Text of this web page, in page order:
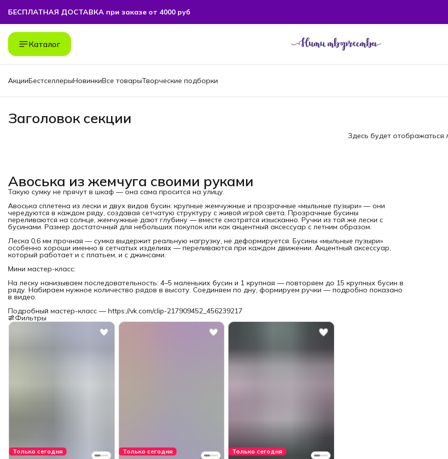
БЕСПЛАТНАЯ ДОСТАВКА при заказе от 4000 руб
Каталог
АкцииБестселлерыНовинкиВсе товарыТворческие подборки
Заголовок секции
Здесь будет отображаться
Авоська из жемчуга своими руками
Такую сумку не прячут в шкаф — она сама просится на улицу.
Авоська сплетена из лески и двух видов бусин: крупные жемчужные и прозрачные «мыльные пузыри» — они
чередуются в каждом ряду, создавая сетчатую структуру с живой игрой света. Прозрачные бусины
переливаются на солнце, жемчужные дают глубину — вместе смотрятся изысканно. Ручки из той же лески с
бусинами. Размер достаточный для небольших покупок или как акцентный аксессуар с летним образом.
Леска 0,6 мм прочная — сумка выдержит реальную нагрузку, не деформируется. Бусины «мыльные пузыри»
особенно хороши именно в сетчатых изделиях — переливаются при каждом движении. Акцентный аксессуар,
который работает и с платьем, и с джинсами.
Мини мастер-класс:
На леску нанизываем последовательность: 4–5 маленьких бусин и 1 крупная — повторяем до 15 крупных бусин в
ряду. Набираем нужное количество рядов в высоту. Соединяем по дну, формируем ручки — подробно показано
в видео.
Подробный мастер-класс — https://vk.com/clip-217909452_456239217
Фильтры
Только сегодня Только сегодня Только сегодня